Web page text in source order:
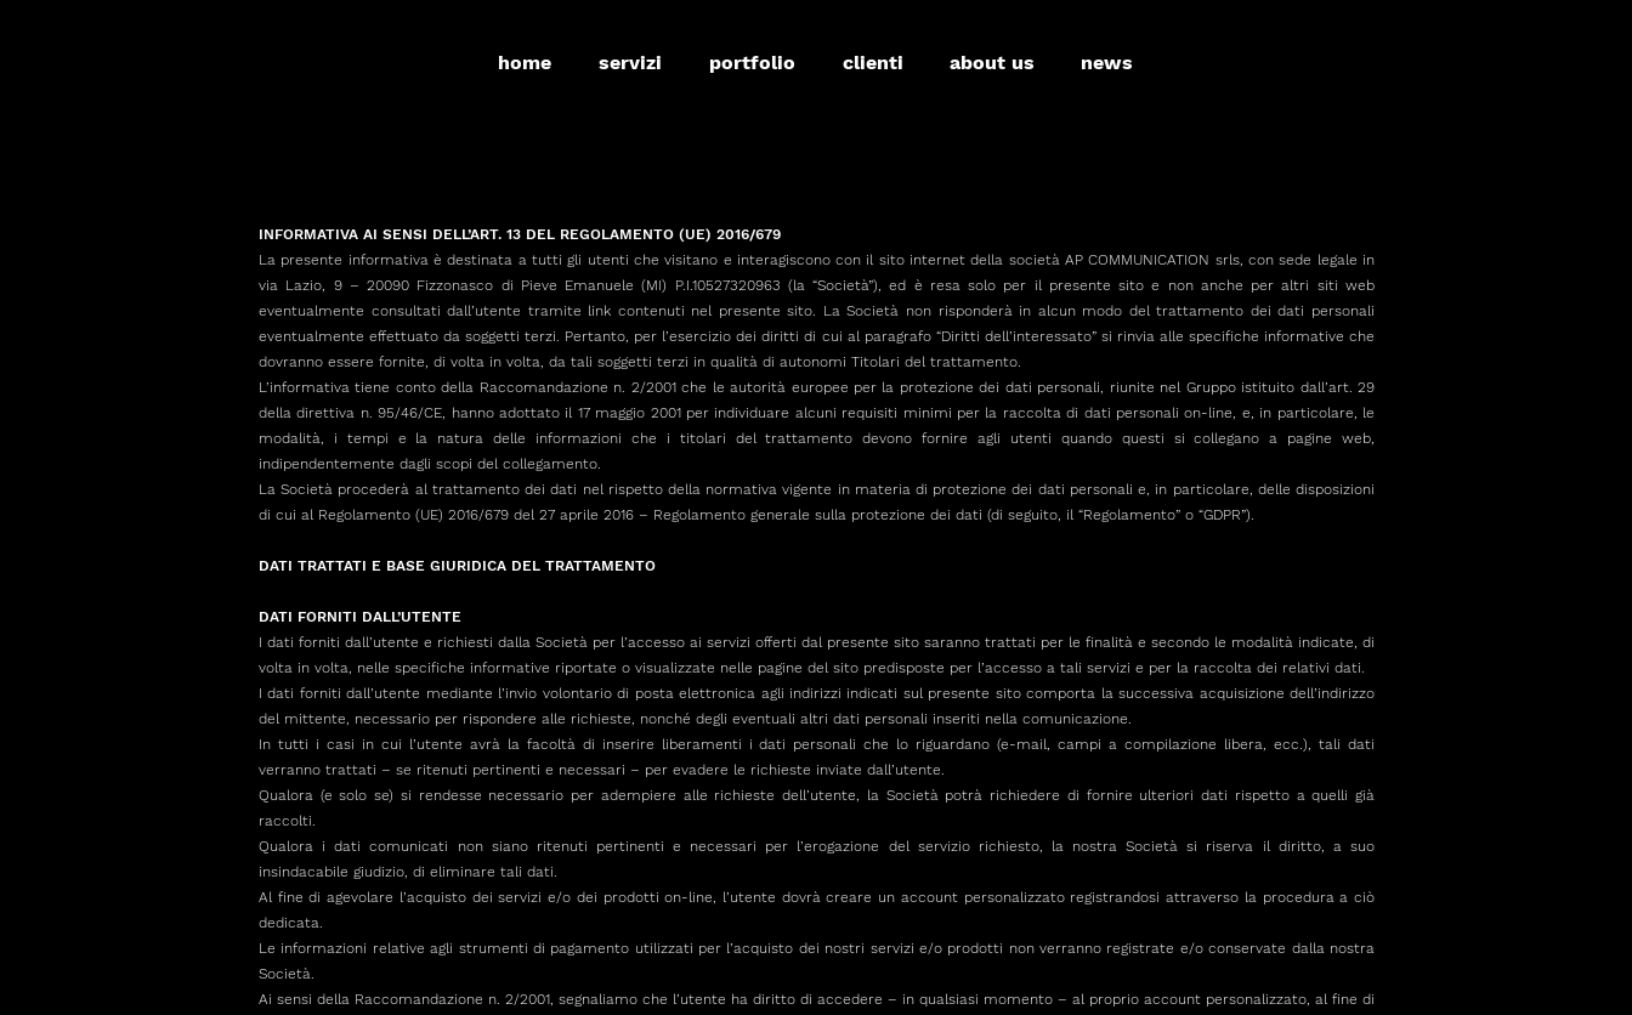
home servizi portfolio clienti about us news
INFORMATIVA AI SENSI DELL’ART. 13 DEL REGOLAMENTO (UE) 2016/679
La presente informativa è destinata a tutti gli utenti che visitano e interagiscono con il sito internet della società AP COMMUNICATION srls, con sede legale in
via Lazio, 9 – 20090 Fizzonasco di Pieve Emanuele (MI) P.I.10527320963 (la “Società”), ed è resa solo per il presente sito e non anche per altri siti web
eventualmente consultati dall’utente tramite link contenuti nel presente sito. La Società non risponderà in alcun modo del trattamento dei dati personali
eventualmente effettuato da soggetti terzi. Pertanto, per l’esercizio dei diritti di cui al paragrafo “Diritti dell’interessato” si rinvia alle specifiche informative che
dovranno essere fornite, di volta in volta, da tali soggetti terzi in qualità di autonomi Titolari del trattamento.
L’informativa tiene conto della Raccomandazione n. 2/2001 che le autorità europee per la protezione dei dati personali, riunite nel Gruppo istituito dall’art. 29
della direttiva n. 95/46/CE, hanno adottato il 17 maggio 2001 per individuare alcuni requisiti minimi per la raccolta di dati personali on-line, e, in particolare, le
modalità, i tempi e la natura delle informazioni che i titolari del trattamento devono fornire agli utenti quando questi si collegano a pagine web,
indipendentemente dagli scopi del collegamento.
La Società procederà al trattamento dei dati nel rispetto della normativa vigente in materia di protezione dei dati personali e, in particolare, delle disposizioni
di cui al Regolamento (UE) 2016/679 del 27 aprile 2016 – Regolamento generale sulla protezione dei dati (di seguito, il “Regolamento” o “GDPR”).
DATI TRATTATI E BASE GIURIDICA DEL TRATTAMENTO
DATI FORNITI DALL’UTENTE
I dati forniti dall’utente e richiesti dalla Società per l’accesso ai servizi offerti dal presente sito saranno trattati per le finalità e secondo le modalità indicate, di
volta in volta, nelle specifiche informative riportate o visualizzate nelle pagine del sito predisposte per l’accesso a tali servizi e per la raccolta dei relativi dati.
I dati forniti dall’utente mediante l’invio volontario di posta elettronica agli indirizzi indicati sul presente sito comporta la successiva acquisizione dell’indirizzo
del mittente, necessario per rispondere alle richieste, nonché degli eventuali altri dati personali inseriti nella comunicazione.
In tutti i casi in cui l’utente avrà la facoltà di inserire liberamenti i dati personali che lo riguardano (e-mail, campi a compilazione libera, ecc.), tali dati
verranno trattati – se ritenuti pertinenti e necessari – per evadere le richieste inviate dall’utente.
Qualora (e solo se) si rendesse necessario per adempiere alle richieste dell’utente, la Società potrà richiedere di fornire ulteriori dati rispetto a quelli già
raccolti.
Qualora i dati comunicati non siano ritenuti pertinenti e necessari per l’erogazione del servizio richiesto, la nostra Società si riserva il diritto, a suo
insindacabile giudizio, di eliminare tali dati.
Al fine di agevolare l’acquisto dei servizi e/o dei prodotti on-line, l’utente dovrà creare un account personalizzato registrandosi attraverso la procedura a ciò
dedicata.
Le informazioni relative agli strumenti di pagamento utilizzati per l’acquisto dei nostri servizi e/o prodotti non verranno registrate e/o conservate dalla nostra
Società.
Ai sensi della Raccomandazione n. 2/2001, segnaliamo che l’utente ha diritto di accedere – in qualsiasi momento – al proprio account personalizzato, al fine di